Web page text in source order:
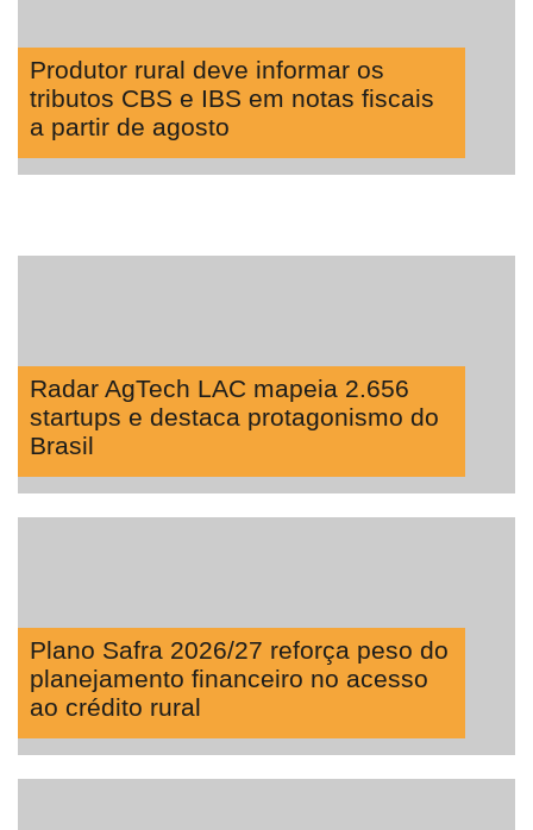
Produtor rural deve informar os
tributos CBS e IBS em notas fiscais
a partir de agosto
Radar AgTech LAC mapeia 2.656
startups e destaca protagonismo do
Brasil
Plano Safra 2026/27 reforça peso do
planejamento financeiro no acesso
ao crédito rural